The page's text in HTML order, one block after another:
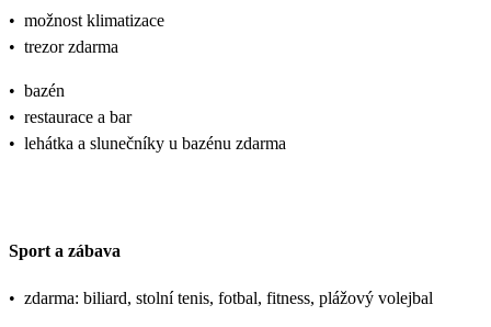
• možnost klimatizace
• trezor zdarma
• bazén
• restaurace a bar
• lehátka a slunečníky u bazénu zdarma
Sport a zábava
• zdarma: biliard, stolní tenis, fotbal, fitness, plážový volejbal